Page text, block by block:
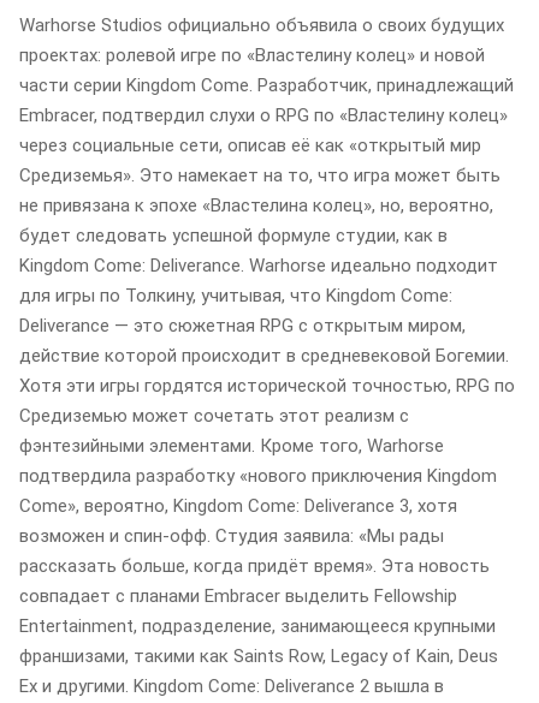
Warhorse Studios официально объявила о своих будущих
проектах: ролевой игре по «Властелину колец» и новой
части серии Kingdom Come. Разработчик, принадлежащий
Embracer, подтвердил слухи о RPG по «Властелину колец»
через социальные сети, описав её как «открытый мир
Средиземья». Это намекает на то, что игра может быть
не привязана к эпохе «Властелина колец», но, вероятно,
будет следовать успешной формуле студии, как в
Kingdom Come: Deliverance. Warhorse идеально подходит
для игры по Толкину, учитывая, что Kingdom Come:
Deliverance — это сюжетная RPG с открытым миром,
действие которой происходит в средневековой Богемии.
Хотя эти игры гордятся исторической точностью, RPG по
Средиземью может сочетать этот реализм с
фэнтезийными элементами. Кроме того, Warhorse
подтвердила разработку «нового приключения Kingdom
Come», вероятно, Kingdom Come: Deliverance 3, хотя
возможен и спин-офф. Студия заявила: «Мы рады
рассказать больше, когда придёт время». Эта новость
совпадает с планами Embracer выделить Fellowship
Entertainment, подразделение, занимающееся крупными
франшизами, такими как Saints Row, Legacy of Kain, Deus
Ex и другими. Kingdom Come: Deliverance 2 вышла в